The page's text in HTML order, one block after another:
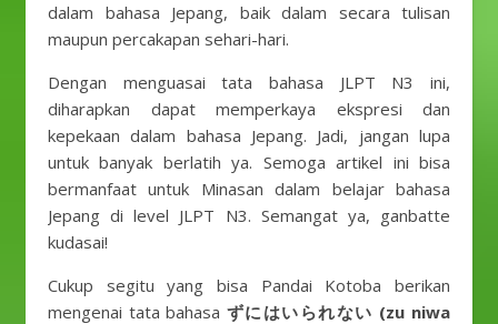
dalam bahasa Jepang, baik dalam secara tulisan
maupun percakapan sehari-hari.
Dengan menguasai tata bahasa JLPT N3 ini,
diharapkan dapat memperkaya ekspresi dan
kepekaan dalam bahasa Jepang. Jadi, jangan lupa
untuk banyak berlatih ya. Semoga artikel ini bisa
bermanfaat untuk Minasan dalam belajar bahasa
Jepang di level JLPT N3. Semangat ya, ganbatte
kudasai!
Cukup segitu yang bisa Pandai Kotoba berikan
mengenai tata bahasa ずにはいられない (zu niwa